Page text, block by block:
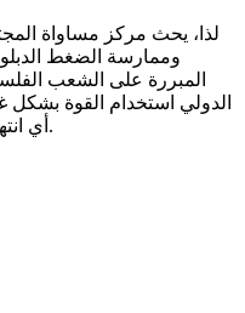
لذا، يحث مركز مساواة
وممارسة الضغط
المبررة على الشعب
الدولي استخدام القوة
أي انتهاكات لحقوق الإنسان والقانون الدولي.